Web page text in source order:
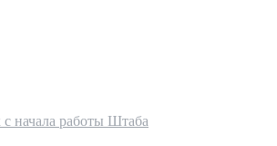
начала работы Штаба